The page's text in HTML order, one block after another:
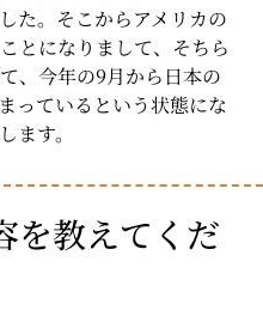
た。そこからアメリカの
とになりまして、そちら
、今年の9月から日本の
っているという状態にな
ます。
を教えてくだ